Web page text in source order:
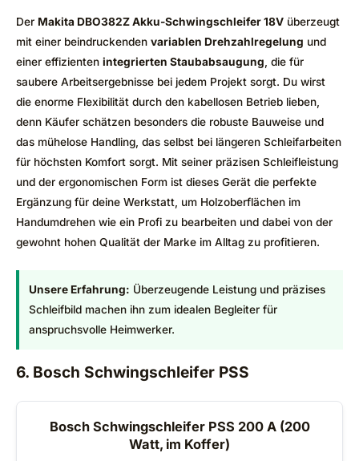
Der Makita DBO382Z Akku-Schwingschleifer 18V überzeugt
mit einer beindruckenden variablen Drehzahlregelung und
einer effizienten integrierten Staubabsaugung , die für
saubere Arbeitsergebnisse bei jedem Projekt sorgt. Du wirst
die enorme Flexibilität durch den kabellosen Betrieb lieben,
denn Käufer schätzen besonders die robuste Bauweise und
das mühelose Handling, das selbst bei längeren Schleifarbeiten
für höchsten Komfort sorgt. Mit seiner präzisen Schleifleistung
und der ergonomischen Form ist dieses Gerät die perfekte
Ergänzung für deine Werkstatt, um Holzoberflächen im
Handumdrehen wie ein Profi zu bearbeiten und dabei von der
gewohnt hohen Qualität der Marke im Alltag zu profitieren.
Unsere Erfahrung: Überzeugende Leistung und präzises
Schleifbild machen ihn zum idealen Begleiter für
anspruchsvolle Heimwerker.
6. Bosch Schwingschleifer PSS
Bosch Schwingschleifer PSS 200 A (200
Watt, im Koffer)